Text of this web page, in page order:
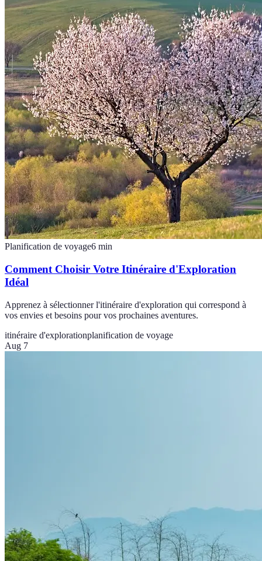
Planification de voyage6 min
Comment Choisir Votre Itinéraire d'Exploration
Idéal
Apprenez à sélectionner l'itinéraire d'exploration qui correspond à
vos envies et besoins pour vos prochaines aventures.
itinéraire d'explorationplanification de voyage
Aug 7